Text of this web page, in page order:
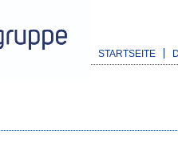
STARTSEITE